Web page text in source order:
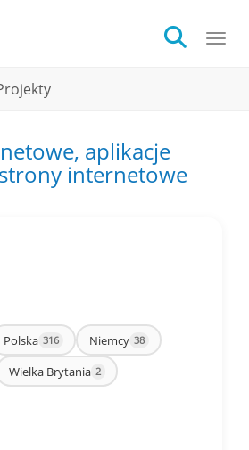
aplikacje
internetowe
Polska 316 Niemcy 38
Wielka Brytania 2